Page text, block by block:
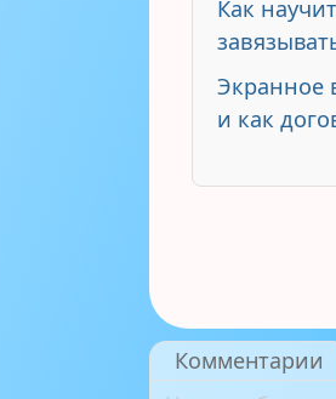
Как
Экранное
и как
Комментарии